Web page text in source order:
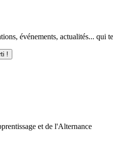
événements, actualités... qui
!
et de l'Alternance